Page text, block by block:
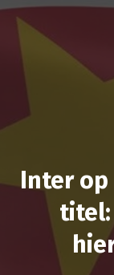
Inter op
titel: